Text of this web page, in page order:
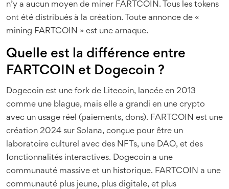
n’y a aucun moyen de miner FARTCOIN. Tous les tokens
ont été distribués à la création. Toute annonce de «
mining FARTCOIN » est une arnaque.
Quelle est la différence entre
FARTCOIN et Dogecoin ?
Dogecoin est une fork de Litecoin, lancée en 2013
comme une blague, mais elle a grandi en une crypto
avec un usage réel (paiements, dons). FARTCOIN est une
création 2024 sur Solana, conçue pour être un
laboratoire culturel avec des NFTs, une DAO, et des
fonctionnalités interactives. Dogecoin a une
communauté massive et un historique. FARTCOIN a une
communauté plus jeune, plus digitale, et plus